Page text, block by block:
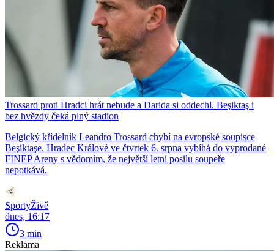
Trossard proti Hradci hrát nebude a Darida si oddechl. Beşiktaş i
bez hvězdy čeká plný stadion
Belgický křídelník Leandro Trossard chybí na evropské soupisce
Beşiktaşe. Hradec Králové ve čtvrtek 6. srpna vybíhá do vyprodané
FINEP Areny s vědomím, že největší letní posilu soupeře
nepotkává.
SportyŽivě
dnes, 16:17
3 min
Reklama